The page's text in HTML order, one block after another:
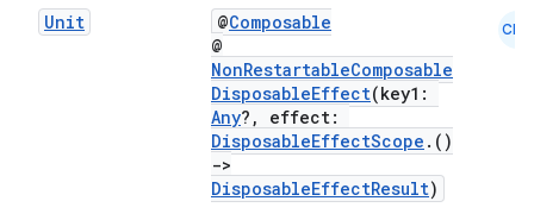
Unit @Composable
@
NonRestartableComposable
DisposableEffect(key1:
Any?, effect:
DisposableEffectScope .()
->
DisposableEffectResult)
CMN